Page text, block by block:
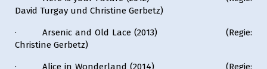
David Turgay und Christine Gerbetz)
· Arsenic and Old Lace (2013) (Regie:
Christine Gerbetz)
· Alice in Wonderland (2014) (Regie: